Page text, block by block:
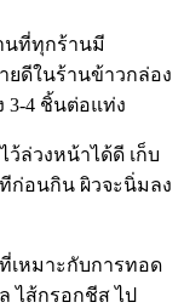
นที่ทุกร้านมี
ยดีในร้านข้าวกล่อง
3-4 ชิ้นต่อแท่ง
ว้ล่วงหน้าได้ดี เก็บ
ทีก่อนกิน ผิวจะนิ่มลง
ที่เหมาะกับการทอด
ไส้กรอกชีส ไป